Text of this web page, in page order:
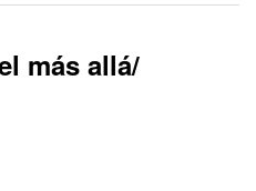
más allá/